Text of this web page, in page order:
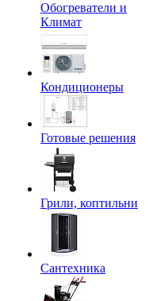
Обогреватели и
Климат
Кондиционеры
Готовые решения
Грили, коптильни
Сантехника